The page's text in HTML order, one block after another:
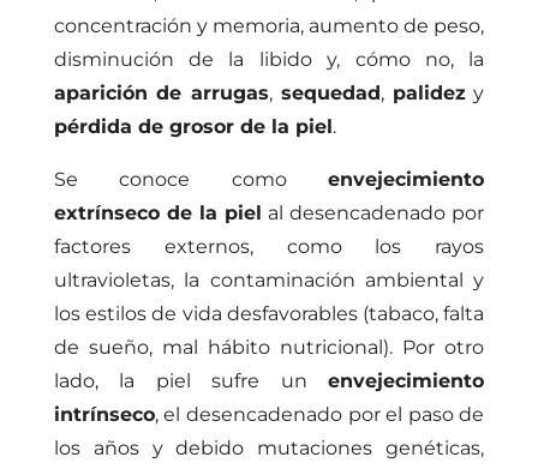
concentración y memoria, aumento de peso,
disminución de la libido y, cómo no, la
aparición de arrugas, sequedad, palidezy
pérdida de grosor de la piel.
Se conoce comoenvejecimiento
extrínseco de la piel al desencadenado por
factores externos, como los rayos
ultravioletas, la contaminación ambiental y
los estilos de vida desfavorables (tabaco, falta
de sueño, mal hábito nutricional). Por otro
lado, la piel sufre unenvejecimiento
intrínseco, el desencadenado por el paso de
los años y debido mutaciones genéticas,